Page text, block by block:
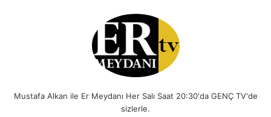
Mustafa Alkan ile Er Meydanı Her Salı Saat 20:30'da GENÇ TV'de
sizlerle.